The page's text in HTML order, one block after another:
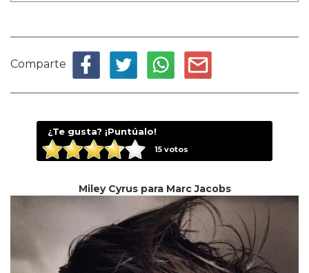
Comparte
¿Te gusta? ¡Puntúalo!
15votos
Miley Cyrus para Marc Jacobs